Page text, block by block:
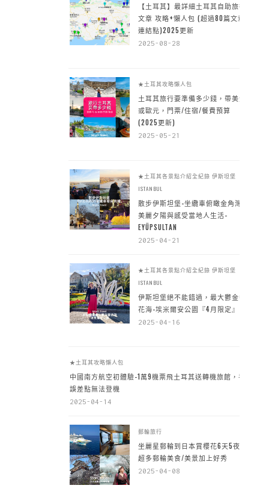
【土耳其】最詳細土耳其自助旅行
文章 攻略+懶人包 (超過80篇文章~
連結點)2025更新
2025-08-28
★土耳其攻略懶人包
土耳其旅行要準備多少錢，帶美金
或歐元，門票/住宿/餐費預算
(2025更新)
2025-05-21
★土耳其各景點介紹全紀錄 伊斯坦堡
ISTANBUL
散步伊斯坦堡-坐纜車俯瞰金角灣
美麗夕陽與感受當地人生活-
EYÜPSULTAN
2025-04-21
★土耳其各景點介紹全紀錄 伊斯坦堡
ISTANBUL
伊斯坦堡絕不能錯過，最大鬱金香
花海-埃米爾安公園『4月限定』
2025-04-16
★土耳其攻略懶人包
中國南方航空初體驗-1萬9機票飛土耳其送轉機旅館，手
誤差點無法登機
2025-04-14
郵輪旅行
坐麗星郵輪到日本賞櫻花6天5夜，
超多郵輪美食/美景加上好秀
2025-04-08